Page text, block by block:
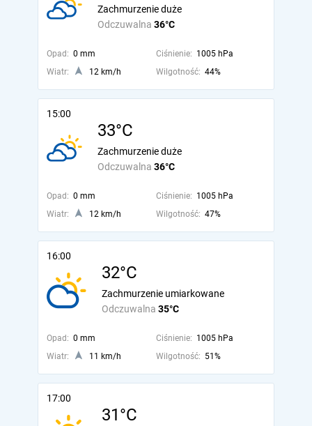
Odczuwalna 36°C
Zachmurzenie duże
Opad: 0 mm Ciśnienie: 1005 hPa
Wiatr:
12 km/h Wilgotność: 44%
15:00
33°C
Odczuwalna 36°C
Zachmurzenie duże
Opad: 0 mm Ciśnienie: 1005 hPa
Wiatr:
12 km/h Wilgotność: 47%
16:00
32°C
Odczuwalna 35°C
Zachmurzenie umiarkowane
Opad: 0 mm Ciśnienie: 1005 hPa
Wiatr:
11 km/h Wilgotność: 51%
17:00
31°C